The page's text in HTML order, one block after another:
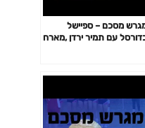
מסכם – ספיישל
עם תמיר ירדן ,מארח